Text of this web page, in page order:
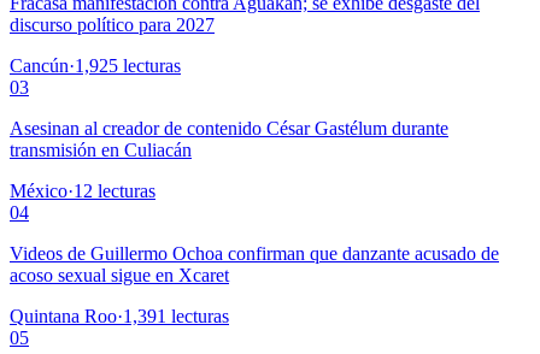
discurso político para 2027
Cancún·1,925 lecturas
03
Asesinan al creador de contenido César Gastélum durante
transmisión en Culiacán
México·12 lecturas
04
Videos de Guillermo Ochoa confirman que danzante acusado de
acoso sexual sigue en Xcaret
Quintana Roo·1,391 lecturas
05